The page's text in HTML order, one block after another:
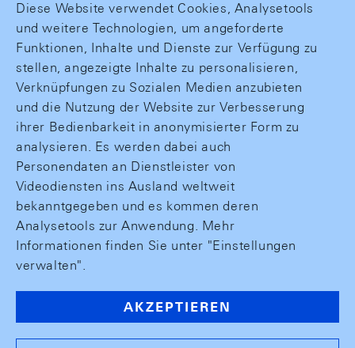
Diese Website verwendet Cookies, Analysetools
und weitere Technologien, um angeforderte
Funktionen, Inhalte und Dienste zur Verfügung zu
stellen, angezeigte Inhalte zu personalisieren,
Verknüpfungen zu Sozialen Medien anzubieten
und die Nutzung der Website zur Verbesserung
ihrer Bedienbarkeit in anonymisierter Form zu
analysieren. Es werden dabei auch
Personendaten an Dienstleister von
Videodiensten ins Ausland weltweit
bekanntgegeben und es kommen deren
Analysetools zur Anwendung. Mehr
Informationen finden Sie unter "Einstellungen
verwalten".
AKZEPTIEREN